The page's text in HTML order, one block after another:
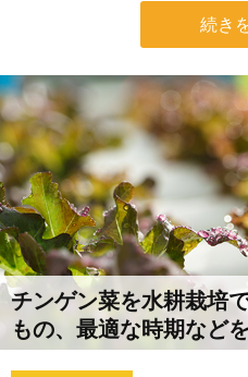
続き
チンゲン菜を水耕栽培
もの、最適な時期など